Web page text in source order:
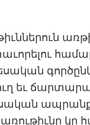
եւ
կը